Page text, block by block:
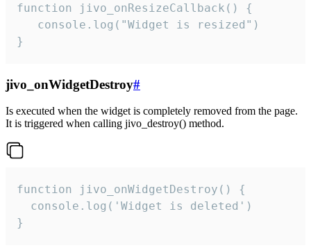
function jivo_onResizeCallback() {
   console.log("Widget is resized")
}
jivo_onWidgetDestroy#
Is executed when the widget is completely removed from the page.
It is triggered when calling jivo_destroy() method.
function jivo_onWidgetDestroy() {
  console.log('Widget is deleted')
}